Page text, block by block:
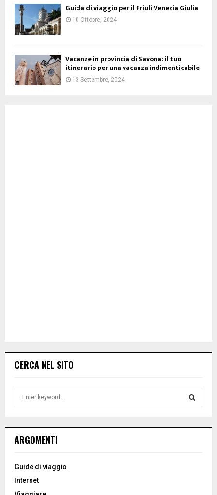
Guida di viaggio per il Friuli Venezia Giulia
10 Ottobre, 2024
Vacanze in provincia di Savona: il tuo
itinerario per una vacanza indimenticabile
13 Settembre, 2024
CERCA NEL SITO
h
o
:
ARGOMENTI
Guide di viaggio
Internet